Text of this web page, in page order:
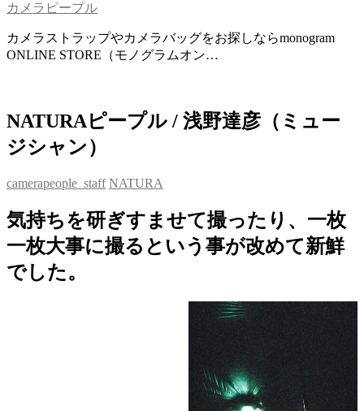
カメラピープル
カメラストラップやカメラバッグをお探しならmonogram
ONLINE STORE（モノグラムオン…
NATURAピープル / 浅野達彦（ミュー
ジシャン）
camerapeople_staff NATURA
気持ちを研ぎすませて撮ったり、一枚
一枚大事に撮るという事が改めて新鮮
でした。